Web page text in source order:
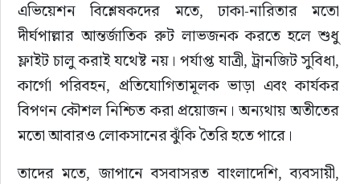
এভিয়েশন বিশ্লেষকদের মতে, ঢাকা-নারিতার মতো
দীর্ঘপাল্লার আন্তর্জাতিক রুট লাভজনক করতে হলে শুধু
ফ্লাইট চালু করাই যথেষ্ট নয়। পর্যাপ্ত যাত্রী, ট্রানজিট সুবিধা,
কার্গো পরিবহন, প্রতিযোগিতামূলক ভাড়া এবং কার্যকর
বিপণন কৌশল নিশ্চিত করা প্রয়োজন। অন্যথায় অতীতের
মতো আবারও লোকসানের ঝুঁকি তৈরি হতে পারে।
তাদের মতে, জাপানে বসবাসরত বাংলাদেশি, ব্যবসায়ী,